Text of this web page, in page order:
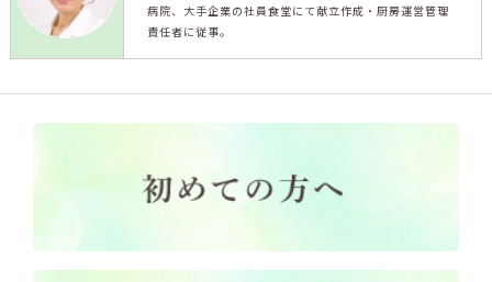
病院、大手企業の社員食堂にて献立作成・厨房運営管理
責任者に従事。